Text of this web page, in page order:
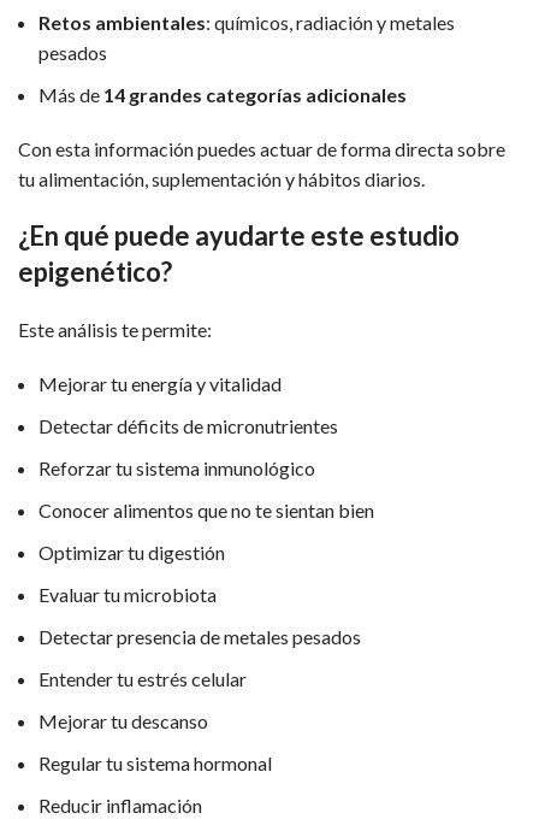
Retos ambientales: químicos, radiación y metales
pesados
Más de 14 grandes categorías adicionales
Con esta información puedes actuar de forma directa sobre
tu alimentación, suplementación y hábitos diarios.
¿En qué puede ayudarte este estudio
epigenético?
Este análisis te permite:
Mejorar tu energía y vitalidad
Detectar déficits de micronutrientes
Reforzar tu sistema inmunológico
Conocer alimentos que no te sientan bien
Optimizar tu digestión
Evaluar tu microbiota
Detectar presencia de metales pesados
Entender tu estrés celular
Mejorar tu descanso
Regular tu sistema hormonal
Reducir inflamación